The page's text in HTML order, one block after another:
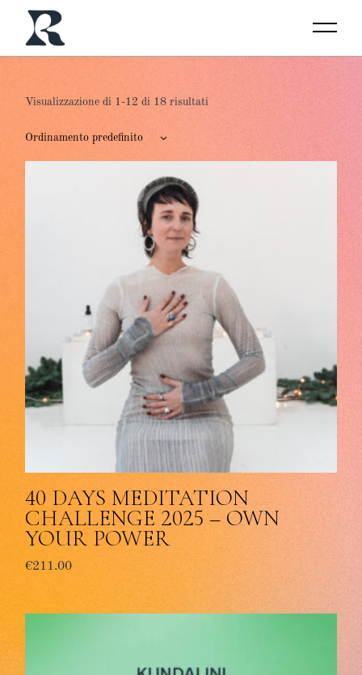
Skip
content
Visualizzazione di 1-12 di 18 risultati
Ordinamento predefinito
40 DAYS MEDITATION
CHALLENGE 2025 – OWN
YOUR POWER
€211.00